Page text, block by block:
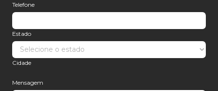
Telefone
Estado
Cidade
Mensagem